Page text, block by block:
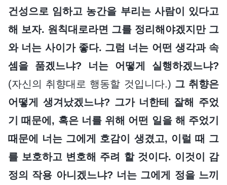
건성으로 임하고 농간을 부리는 사람이 있다고
해 보자. 원칙대로라면 그를 정리해야겠지만 그
와 너는 사이가 좋다. 그럼 너는 어떤 생각과 속
셈을 품겠느냐? 너는 어떻게 실행하겠느냐?
(자신의 취향대로 행동할 것입니다.) 그 취향은
어떻게 생겨났겠느냐? 그가 너한테 잘해 주었
기 때문에, 혹은 너를 위해 어떤 일을 해 주었기
때문에 너는 그에게 호감이 생겼고, 이럴 때 그
를 보호하고 변호해 주려 할 것이다. 이것이 감
정의 작용 아니겠느냐? 너는 그에게 정을 느끼